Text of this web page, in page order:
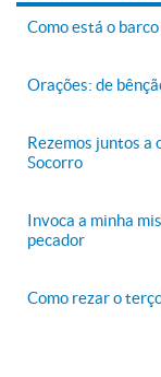
Como está o
Orações: de
Rezemos juntos a
Socorro
Invoca a minha
pecador
Como rezar o